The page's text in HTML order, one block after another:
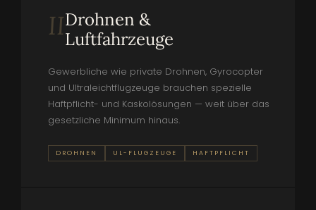
IIDrohnen &
Luftfahrzeuge
Gewerbliche wie private Drohnen, Gyrocopter
und Ultraleichtflugzeuge brauchen spezielle
Haftpflicht- und Kaskolösungen — weit über das
gesetzliche Minimum hinaus.
DROHNEN UL-FLUGZEUGE HAFTPFLICHT